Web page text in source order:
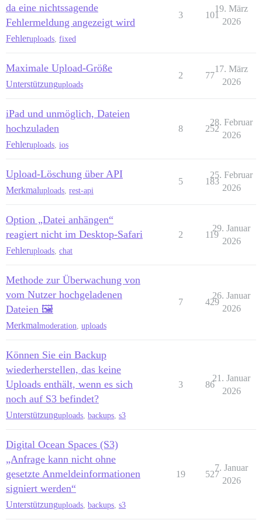
da eine nichtssagende
Fehlermeldung angezeigt wird
Fehleruploads fixed
3 101
19. März
2026
Maximale Upload-Größe
Unterstützunguploads
2 77
17. März
2026
iPad und unmöglich, Dateien
hochzuladen
Fehleruploads ios
8 252
28. Februar
2026
Upload-Löschung über API
Merkmaluploads rest-api
5 183
25. Februar
2026
Option „Datei anhängen“
reagiert nicht im Desktop-Safari
Fehleruploads chat
2 119
29. Januar
2026
Methode zur Überwachung von
vom Nutzer hochgeladenen
Dateien 🖼️
Merkmalmoderation uploads
7 429
26. Januar
2026
Können Sie ein Backup
wiederherstellen, das keine
Uploads enthält, wenn es sich
noch auf S3 befindet?
Unterstützunguploads backups s3
3 86
21. Januar
2026
Digital Ocean Spaces (S3)
„Anfrage kann nicht ohne
gesetzte Anmeldeinformationen
signiert werden“
Unterstützunguploads backups s3
19 527
7. Januar
2026